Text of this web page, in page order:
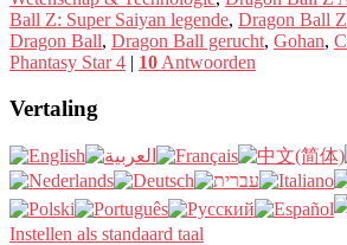
Ball Z: Super Saiyan legende, Dragon Ball
Dragon Ball, Dragon Ball gerucht, Gohan,
Phantasy Star 4 | 10Antwoorden
Vertaling
Instellen als standaard taal